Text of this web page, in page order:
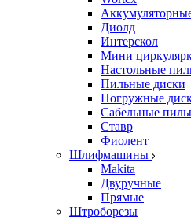
Диолд
Интерскол
Мини
Настольные
Пильные диски
Погружные
Сабельные
Ставр
Фиолент
Шлифмашины
Makita
Двуручные
Прямые
Штроборезы